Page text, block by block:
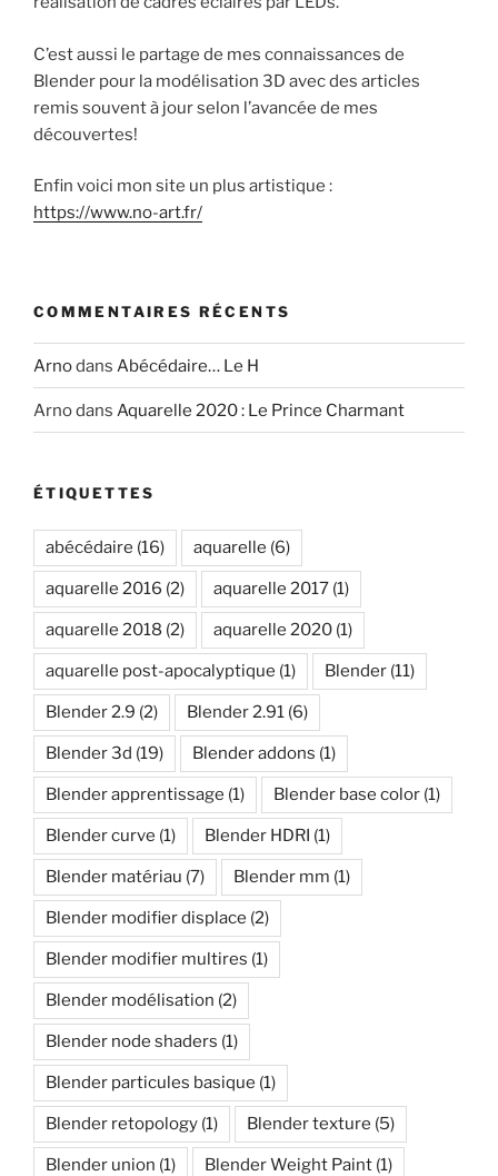
C’est aussi le partage de mes connaissances de
Blender pour la modélisation 3D avec des articles
remis souvent à jour selon l’avancée de mes
découvertes!
Enfin voici mon site un plus artistique :
https://www.no-art.fr/
COMMENTAIRES RÉCENTS
Arnodans Abécédaire… Le H
Arnodans Aquarelle 2020 : Le Prince Charmant
ÉTIQUETTES
abécédaire (16) aquarelle (6)
aquarelle 2016 (2) aquarelle 2017 (1)
aquarelle 2018 (2) aquarelle 2020 (1)
aquarelle post-apocalyptique (1) Blender (11)
Blender 2.9 (2) Blender 2.91 (6)
Blender 3d (19) Blender addons (1)
Blender apprentissage (1) Blender base color (1)
Blender curve (1) Blender HDRI (1)
Blender matériau (7) Blender mm (1)
Blender modifier displace (2)
Blender modifier multires (1)
Blender modélisation (2)
Blender node shaders (1)
Blender particules basique (1)
Blender retopology (1) Blender texture (5)
Blender union (1) Blender Weight Paint (1)